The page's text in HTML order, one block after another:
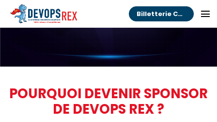
Billetterie Congrès
POURQUOI DEVENIR SPONSOR
DE DEVOPS REX ?